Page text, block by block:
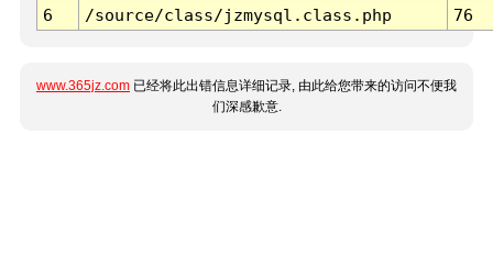
6
/source/class/jzmysql.class.php 76
www.365jz.com 已经将此出错信息详细记录, 由此给您带来的访问不便我
们深感歉意.